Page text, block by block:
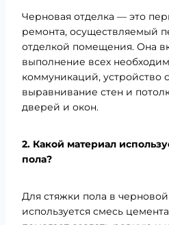
Черновая отделка — это
ремонта, осуществляемый
отделкой помещения. Она
выполнение всех
коммуникаций, устройство
выравнивание стен и
дверей и окон.
2. Какой материал
пола?
Для стяжки пола в
используется смесь